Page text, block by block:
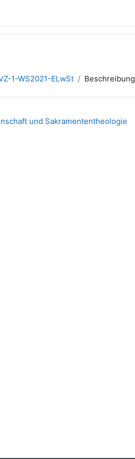
1-WS2021-ELwSt Beschreibung
und Sakramententheologie